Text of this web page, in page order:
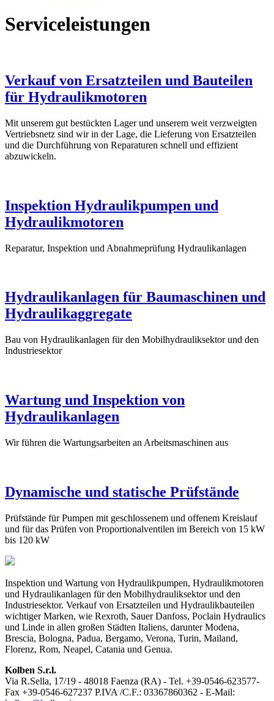
Serviceleistungen
Verkauf von Ersatzteilen und Bauteilen
für Hydraulikmotoren
Mit unserem gut bestückten Lager und unserem weit verzweigten
Vertriebsnetz sind wir in der Lage, die Lieferung von Ersatzteilen
und die Durchführung von Reparaturen schnell und effizient
abzuwickeln.
Inspektion Hydraulikpumpen und
Hydraulikmotoren
Reparatur, Inspektion und Abnahmeprüfung Hydraulikanlagen
Hydraulikanlagen für Baumaschinen und
Hydraulikaggregate
Bau von Hydraulikanlagen für den Mobilhydrauliksektor und den
Industriesektor
Wartung und Inspektion von
Hydraulikanlagen
Wir führen die Wartungsarbeiten an Arbeitsmaschinen aus
Dynamische und statische Prüfstände
Prüfstände für Pumpen mit geschlossenem und offenem Kreislauf
und für das Prüfen von Proportionalventilen im Bereich von 15 kW
bis 120 kW
Inspektion und Wartung von Hydraulikpumpen, Hydraulikmotoren
und Hydraulikanlagen für den Mobilhydrauliksektor und den
Industriesektor. Verkauf von Ersatzteilen und Hydraulikbauteilen
wichtiger Marken, wie Rexroth, Sauer Danfoss, Poclain Hydraulics
und Linde in allen großen Städten Italiens, darunter Modena,
Brescia, Bologna, Padua, Bergamo, Verona, Turin, Mailand,
Florenz, Rom, Neapel, Catania und Genua.
Kolben S.r.l.
Via R.Sella, 17/19 - 48018 Faenza (RA) - Tel. +39-0546-623577-
Fax +39-0546-627237 P.IVA /C.F.: 03367860362 - E-Mail: